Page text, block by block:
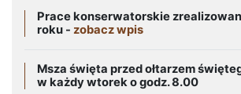
Prace konserwatorskie
roku - zobacz wpis
Msza święta przed ołtarzem
w każdy wtorek o godz. 8.00